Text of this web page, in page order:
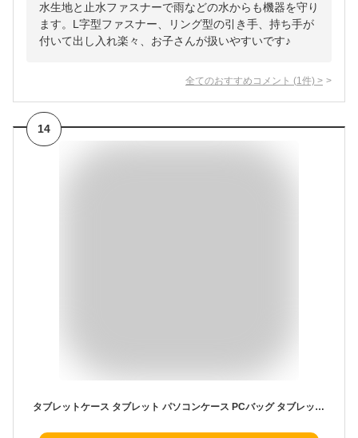
水生地と止水ファスナーで雨などの水からも機器を守り
ます。L字型ファスナー、リング型の引き手、持ち手が
付いて出し入れ楽々、お子さんが扱いやすいです♪
全てのおすすめコメント (1 件) >
14
タブレットケース タブレット パソコンケース PCバッグ タブレットバッグ ギガスクール クッションケース 11インチ 13インチ 小学生 ランドセル 可愛い smile